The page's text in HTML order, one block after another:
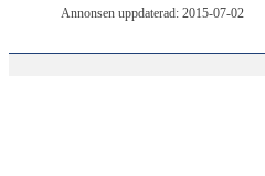
Annonsen uppdaterad: 2015-07-02